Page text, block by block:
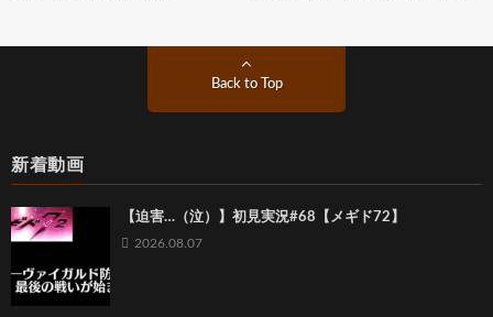
Back to Top
新着動画
【迫害…（泣）】初見実況#68【メギド72】
2026.08.07